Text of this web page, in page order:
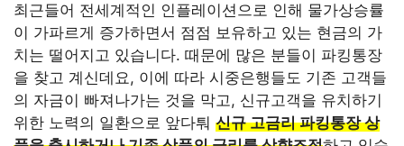
최근들어 전세계적인 인플레이션으로 인해 물가상승률
이 가파르게 증가하면서 점점 보유하고 있는 현금의 가
치는 떨어지고 있습니다. 때문에 많은 분들이 파킹통장
을 찾고 계신데요, 이에 따라 시중은행들도 기존 고객들
의 자금이 빠져나가는 것을 막고, 신규고객을 유치하기
위한 노력의 일환으로 앞다퉈 신규 고금리 파킹통장 상